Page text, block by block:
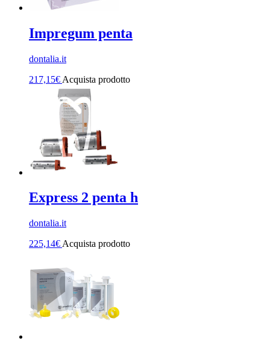
Impregum penta
dontalia.it
217,15€ Acquista prodotto
Express 2 penta h
dontalia.it
225,14€ Acquista prodotto